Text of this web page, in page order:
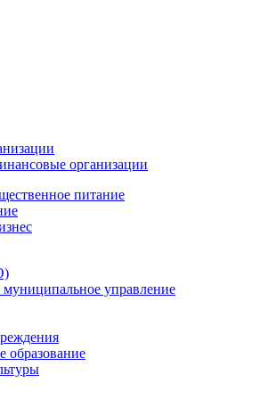
организации
питание
муниципальное управление
образование